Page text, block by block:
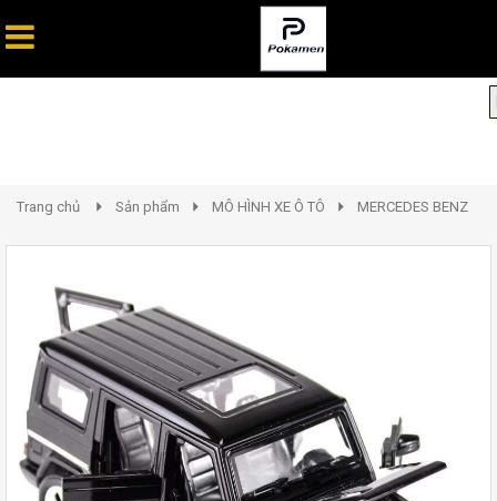
Trang chủ Sản phẩm MÔ HÌNH XE Ô TÔ MERCEDES BENZ